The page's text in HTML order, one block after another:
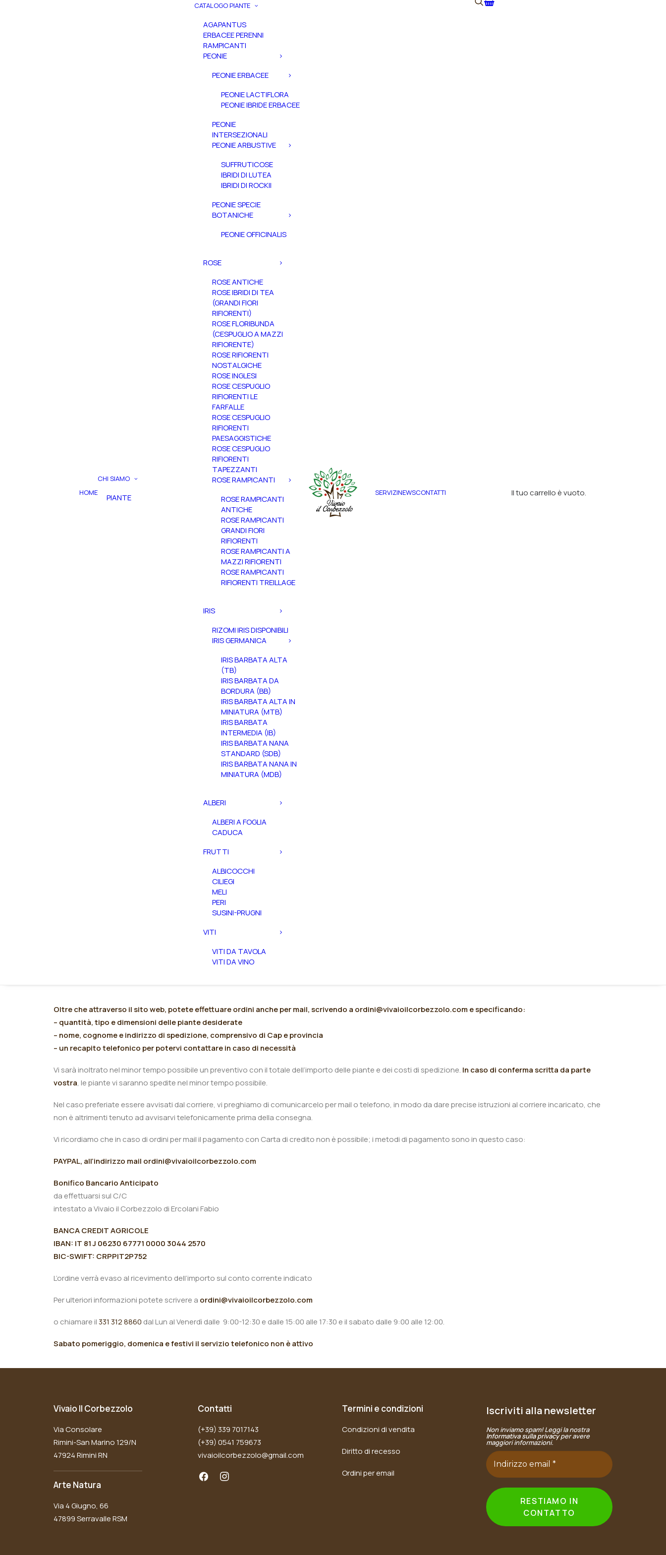
HOME
CHI SIAMO
PIANTE
CATALOGO PIANTE
AGAPANTUS
ERBACEE PERENNI
RAMPICANTI
PEONIE
PEONIE ERBACEE
PEONIE LACTIFLORA
PEONIE IBRIDE ERBACEE
PEONIE
INTERSEZIONALI
PEONIE ARBUSTIVE
SUFFRUTICOSE
IBRIDI DI LUTEA
IBRIDI DI ROCKII
PEONIE SPECIE
BOTANICHE
PEONIE OFFICINALIS
ROSE
ROSE ANTICHE
ROSE IBRIDI DI TEA
(GRANDI FIORI
RIFIORENTI)
ROSE FLORIBUNDA
(CESPUGLIO A MAZZI
RIFIORENTE)
ROSE RIFIORENTI
NOSTALGICHE
ROSE INGLESI
ROSE CESPUGLIO
RIFIORENTI LE
FARFALLE
ROSE CESPUGLIO
RIFIORENTI
PAESAGGISTICHE
ROSE CESPUGLIO
RIFIORENTI
TAPEZZANTI
ROSE RAMPICANTI
ROSE RAMPICANTI
ANTICHE
ROSE RAMPICANTI
GRANDI FIORI
RIFIORENTI
ROSE RAMPICANTI A
MAZZI RIFIORENTI
ROSE RAMPICANTI
RIFIORENTI TREILLAGE
IRIS
RIZOMI IRIS DISPONIBILI
IRIS GERMANICA
IRIS BARBATA ALTA
(TB)
IRIS BARBATA DA
BORDURA (BB)
IRIS BARBATA ALTA IN
MINIATURA (MTB)
IRIS BARBATA
INTERMEDIA (IB)
IRIS BARBATA NANA
STANDARD (SDB)
IRIS BARBATA NANA IN
MINIATURA (MDB)
ALBERI
ALBERI A FOGLIA
CADUCA
FRUTTI
ALBICOCCHI
CILIEGI
MELI
PERI
SUSINI-PRUGNI
VITI
VITI DA TAVOLA
VITI DA VINO
SERVIZINEWSCONTATTI Il tuo carrello è vuoto.
Oltre che attraverso il sito web, potete effettuare ordini anche per mail, scrivendo a ordini@vivaioilcorbezzolo.com e specificando:
– quantità, tipo e dimensioni delle piante desiderate
– nome, cognome e indirizzo di spedizione, comprensivo di Cap e provincia
– un recapito telefonico per potervi contattare in caso di necessità
Vi sarà inoltrato nel minor tempo possibile un preventivo con il totale dell’importo delle piante e dei costi di spedizione. In caso di conferma scritta da parte
vostra, le piante vi saranno spedite nel minor tempo possibile.
Nel caso preferiate essere avvisati dal corriere, vi preghiamo di comunicarcelo per mail o telefono, in modo da dare precise istruzioni al corriere incaricato, che
non è altrimenti tenuto ad avvisarvi telefonicamente prima della consegna.
Vi ricordiamo che in caso di ordini per mail il pagamento con Carta di credito non è possibile; i metodi di pagamento sono in questo caso:
PAYPAL, all’indirizzo mail ordini@vivaioilcorbezzolo.com
Bonifico Bancario Anticipato
da effettuarsi sul C/C
intestato a Vivaio il Corbezzolo di Ercolani Fabio
BANCA CREDIT AGRICOLE
IBAN: IT 81 J 06230 67771 0000 3044 2570
BIC-SWIFT: CRPPIT2P752
L’ordine verrà evaso al ricevimento dell’importo sul conto corrente indicato
Per ulteriori informazioni potete scrivere a ordini@vivaioilcorbezzolo.com
o chiamare il331 312 8860 dal Lun al Venerdì dalle 9:00-12:30 e dalle 15:00 alle 17:30 e il sabato dalle 9:00 alle 12:00.
Sabato pomeriggio, domenica e festivi il servizio telefonico non è attivo
Vivaio Il Corbezzolo
Via Consolare
Rimini-San Marino 129/N
47924 Rimini RN
Arte Natura
Via 4 Giugno, 66
47899 Serravalle RSM
Contatti
(+39) 339 7017143
(+39) 0541 759673
vivaioilcorbezzolo@gmail.com
Termini e condizioni
Condizioni di vendita
Diritto di recesso
Ordini per email
Iscriviti alla newsletter
Non inviamo spam! Leggi la nostra
Informativa sulla privacyper avere
maggiori informazioni.